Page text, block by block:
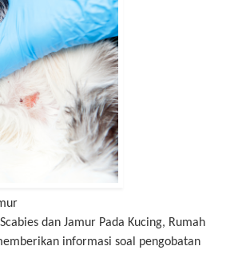
dan Jamur Pada Kucing, Rumah
informasi soal pengobatan